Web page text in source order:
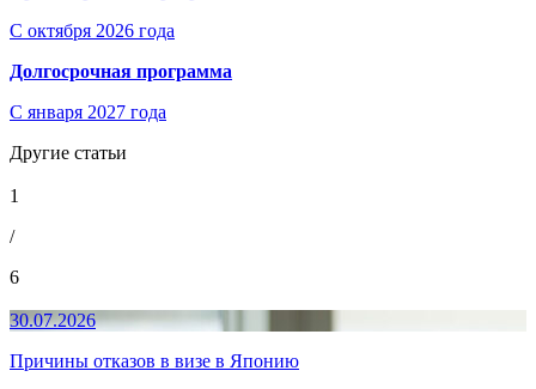
С октября 2026 года
Долгосрочная программа
С января 2027 года
Другие статьи
1
/
6
30.07.2026
Причины отказов в визе в Японию